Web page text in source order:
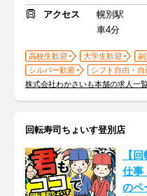
アクセス
幌別駅
車4分
高校生歓迎 大学生歓迎
副
シルバー歓迎
シフト自由・自
株式会社わかさいも本舗の求人一
回転寿司ちょいす登別店
【
仕事
のペ